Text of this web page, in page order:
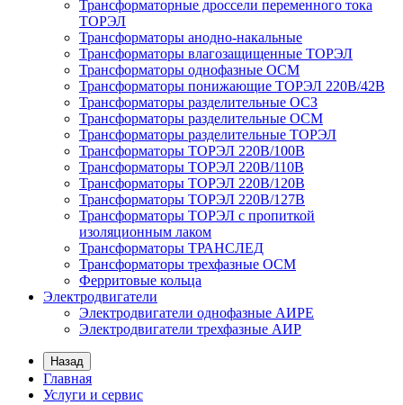
Трансформаторные дроссели переменного тока
ТОРЭЛ
Трансформаторы анодно-накальные
Трансформаторы влагозащищенные ТОРЭЛ
Трансформаторы однофазные ОСМ
Трансформаторы понижающие ТОРЭЛ 220В/42В
Трансформаторы разделительные ОСЗ
Трансформаторы разделительные ОСМ
Трансформаторы разделительные ТОРЭЛ
Трансформаторы ТОРЭЛ 220В/100В
Трансформаторы ТОРЭЛ 220В/110В
Трансформаторы ТОРЭЛ 220В/120В
Трансформаторы ТОРЭЛ 220В/127В
Трансформаторы ТОРЭЛ с пропиткой
изоляционным лаком
Трансформаторы ТРАНСЛЕД
Трансформаторы трехфазные ОСМ
Ферритовые кольца
Электродвигатели
Электродвигатели однофазные АИРЕ
Электродвигатели трехфазные АИР
Назад
Главная
Услуги и сервис